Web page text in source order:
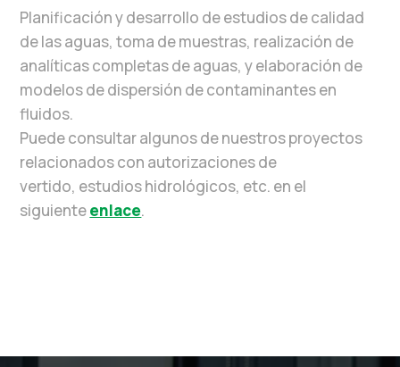
Planificación y desarrollo de estudios de calidad
de las aguas, toma de muestras, realización de
analíticas completas de aguas, y elaboración de
modelos de dispersión de contaminantes en
fluidos.
Puede consultar algunos de nuestros proyectos
relacionados con autorizaciones de
vertido, estudios hidrológicos, etc. en el
siguienteenlace.